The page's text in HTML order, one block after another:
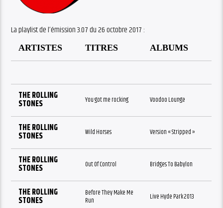
La playlist de l’émission 3.07 du 26 octobre 2017 :
ARTISTES TITRES ALBUMS
THE ROLLING
STONES You got me rocking Voodoo Lounge
THE ROLLING
STONES Wild Horses Version « Stripped »
THE ROLLING
STONES Out Of Control Bridges To Babylon
THE ROLLING
STONES
Before They Make Me
Run
Live Hyde Park 2013